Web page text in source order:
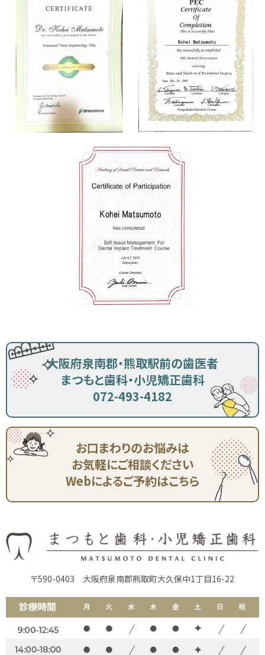
大阪府泉南郡・熊取駅前の歯医者
まつもと歯科・小児矯正歯科
072-493-4182
お口まわりのお悩みは
お気軽にご相談ください
Webによるご予約はこちら
〒590-0403 大阪府泉南郡熊取町大久保中1丁目16-22